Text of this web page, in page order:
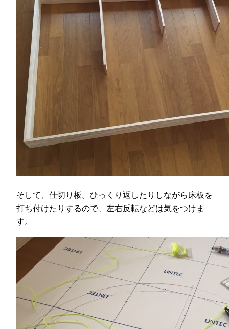
そして、仕切り板。ひっくり返したりしながら床板を
打ち付けたりするので、左右反転などは気をつけま
す。